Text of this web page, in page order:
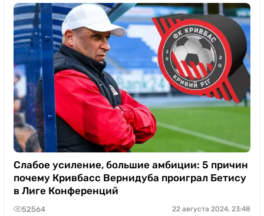
Слабое усиление, большие амбиции: 5 причин
почему Кривбасс Вернидуба проиграл Бетису
в Лиге Конференций
52564 22 августа 2024, 23:48